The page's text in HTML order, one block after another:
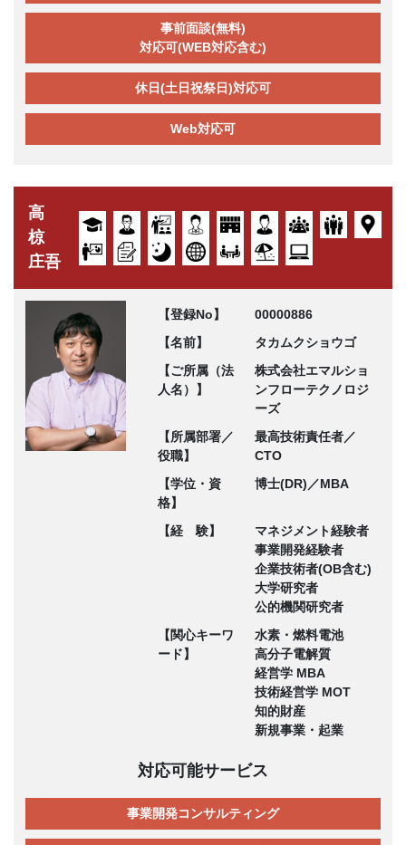
事前面談(無料)
対応可(WEB対応含む)
休日(土日祝祭日)対応可
Web対応可
高
椋
庄吾
【登録No】
00000886
【名前】
タカムクショウゴ
【ご所属（法
人名）】
株式会社エマルショ
ンフローテクノロジ
ーズ
【所属部署／
役職】
最高技術責任者／
CTO
【学位・資
格】
博士(DR)／MBA
【経 験】
マネジメント経験者
事業開発経験者
企業技術者(OB含む)
大学研究者
公的機関研究者
【関心キーワ
ード】
水素・燃料電池
高分子電解質
経営学 MBA
技術経営学 MOT
知的財産
新規事業・起業
対応可能サービス
事業開発コンサルティング